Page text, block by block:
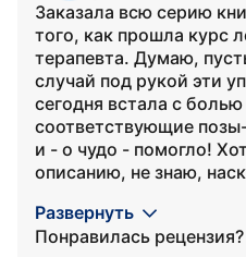
Заказала всю серию
того, как прошла курс
терапевта. Думаю,
случай под рукой эти
сегодня встала с
соответствующие
и - о чудо - помогло!
описанию, не знаю,
Развернуть
Понравилась рецензия?